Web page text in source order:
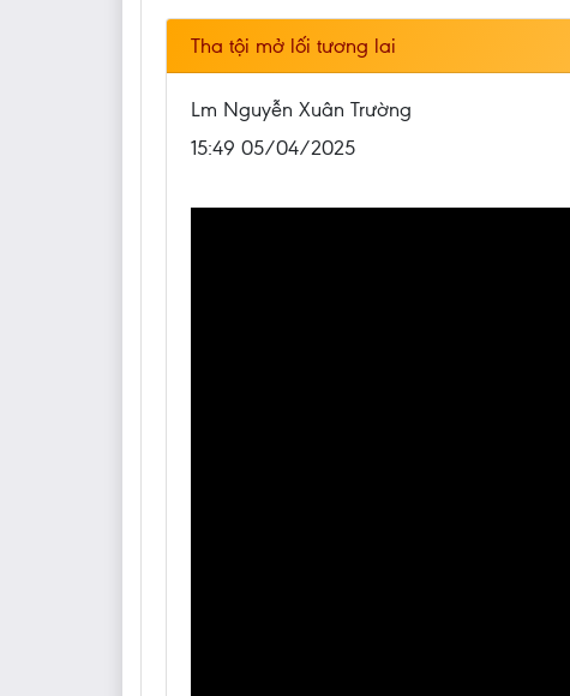
Tha tội mở lối tương lai
Lm Nguyễn Xuân Trường
15:49 05/04/2025